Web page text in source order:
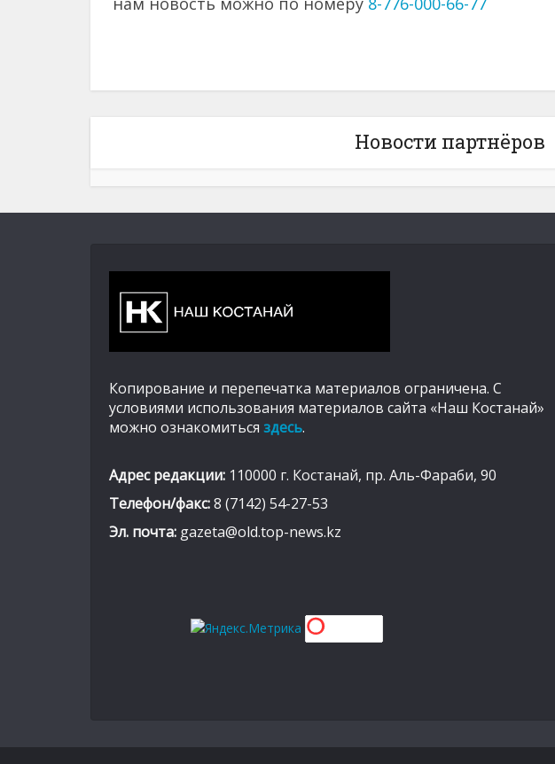
Новости партнёров
Копирование и перепечатка материалов ограничена. С
условиями использования материалов сайта «Наш Костанай»
можно ознакомиться здесь.
Адрес редакции: 110000 г. Костанай, пр. Аль-Фараби, 90
Телефон/факс:8 (7142) 54-27-53
Эл. почта: gazeta@old.top-news.kz